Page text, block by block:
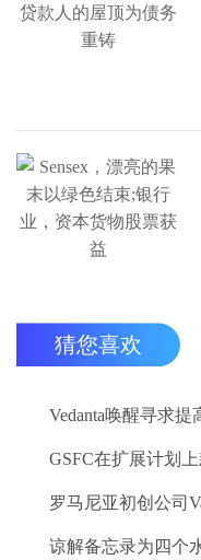
猜您喜欢